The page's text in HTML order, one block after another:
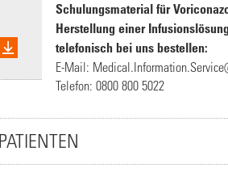
Schulungsmaterial für
Herstellung einer
telefonisch bei uns bestellen:
E-Mail:
Telefon: 0800 800 5022